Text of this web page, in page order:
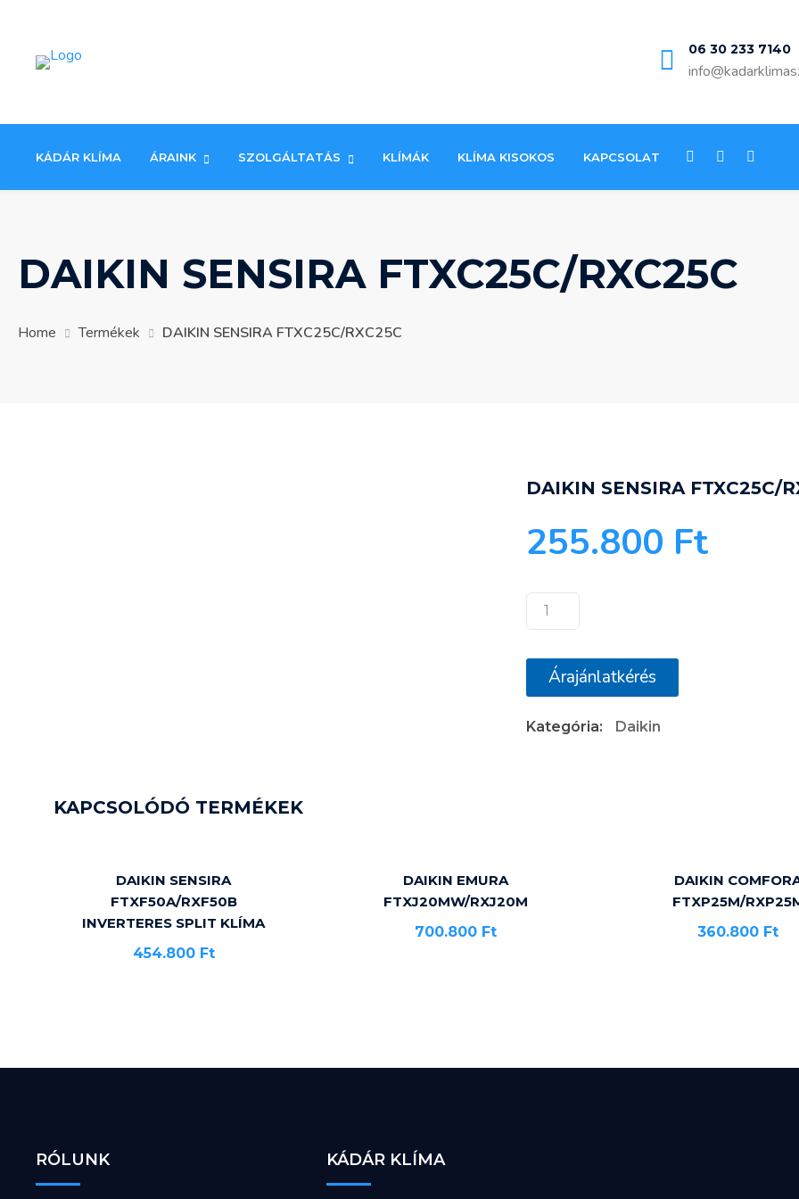
content
06 30 233 7140
KÁDÁR KLÍMA ÁRAINK SZOLGÁLTATÁS KLÍMÁK KLÍMA KISOKOS KAPCSOLAT
DAIKIN SENSIRA FTXC25C/RXC25C
Home Termékek DAIKIN SENSIRA FTXC25C/RXC25C
DAIKIN SENSIRA FTXC25C/
255.800 Ft
DAIKIN
FTXC25C/RXC25C
mennyiség
Árajánlatkérés
Kategória: Daikin
KAPCSOLÓDÓ TERMÉKEK
DAIKIN SENSIRA
FTXF50A/RXF50B
INVERTERES SPLIT KLÍMA
454.800 Ft
DAIKIN EMURA
FTXJ20MW/RXJ20M
700.800 Ft
DAIKIN
FTXP25M/
360.800 Ft
RÓLUNK KÁDÁR KLÍMA